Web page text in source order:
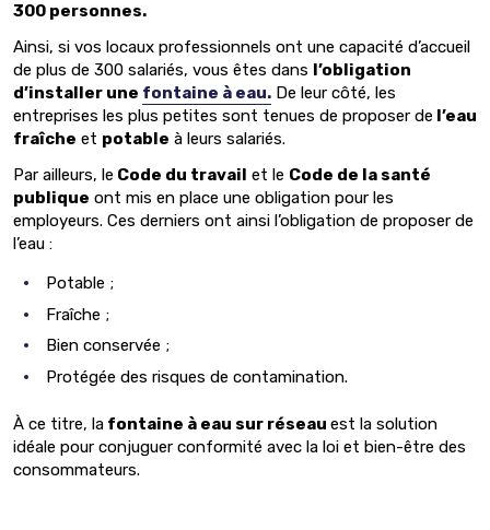
300 personnes.
Ainsi, si vos locaux professionnels ont une capacité d’accueil
de plus de 300 salariés, vous êtes dans l’obligation
d’installer une fontaine à eau. De leur côté, les
entreprises les plus petites sont tenues de proposer de l’eau
fraîche et potable à leurs salariés.
Par ailleurs, le Code du travail et le Code de la santé
publique ont mis en place une obligation pour les
employeurs. Ces derniers ont ainsi l’obligation de proposer de
l’eau :
Potable ;
Fraîche ;
Bien conservée ;
Protégée des risques de contamination.
À ce titre, la fontaine à eau sur réseau est la solution
idéale pour conjuguer conformité avec la loi et bien-être des
consommateurs.